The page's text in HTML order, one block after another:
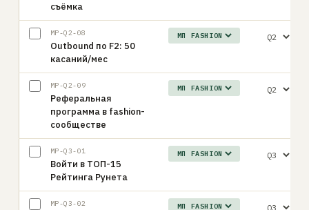
съёмка
MP-Q2-08
Outbound по F2: 50
касаний/мес
MP-Q2-09
Реферальная
программа в fashion-
сообществе
MP-Q3-01
Войти в ТОП-15
Рейтинга Рунета
MP-Q3-02